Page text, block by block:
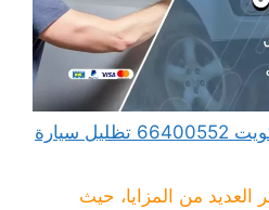
تظليل سيارات متنقل الكويت 66400552 تظليل سيارة
من المزايا، حيث